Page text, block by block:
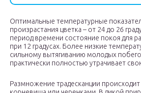
Оптимальные температурные
произрастания цветка – от 24 до 26
период времени состояние покоя для
при 12 градусах. Более низкие
сильному вытягиванию молодых
практически полностью утрачивает
Размножение традесканции